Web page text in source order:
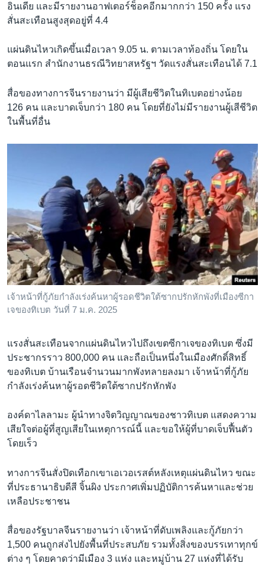
อินเดีย และมีรายงานอาฟเตอร์ช็อคอีกมากกว่า 150 ครั้ง แรง
สั่นสะเทือนสูงสุดอยู่ที่ 4.4
แผ่นดินไหวเกิดขึ้นเมื่อเวลา 9.05 น. ตามเวลาท้องถิ่น โดยใน
ตอนแรก สำนักงานธรณีวิทยาสหรัฐฯ วัดแรงสั่นสะเทือนได้ 7.1
สื่อของทางการจีนรายงานว่า มีผู้เสียชีวิตในทิเบตอย่างน้อย
126 คน และบาดเจ็บกว่า 180 คน โดยที่ยังไม่มีรายงานผู้เสีชีวิต
ในพื้นที่อื่น
เจ้าหน้าที่กู้ภัยกำลังเร่งค้นหาผู้รอดชีวิตใต้ซากปรักหักพังที่เมืองซีกา
เจของทิเบต วันที่ 7 ม.ค. 2025
แรงสั่นสะเทือนจากแผ่นดินไหวไปถึงเขตซีกาเจของทิเบต ซึ่งมี
ประชากรราว 800,000 คน และถือเป็นหนึ่งในเมืองศักดิ์สิทธิ์
ของทิเบต บ้านเรือนจำนวนมากพังทลายลงมา เจ้าหน้าที่กู้ภัย
กำลังเร่งค้นหาผู้รอดชีวิตใต้ซากปรักหักพัง
องค์ดาไลลามะ ผู้นำทางจิตวิญญาณของชาวทิเบต แสดงความ
เสียใจต่อผู้ที่สูญเสียในเหตุการณ์นี้ และขอให้ผู้ที่บาดเจ็บฟื้นตัว
โดยเร็ว
ทางการจีนสั่งปิดเทือกเขาเอเวอเรสต์หลังเหตุแผ่นดินไหว ขณะ
ที่ประธานาธิบดีสี จิ้นผิง ประกาศเพิ่มปฏิบัติการค้นหาและช่วย
เหลือประชาชน
สื่อของรัฐบาลจีนรายงานว่า เจ้าหน้าที่ดับเพลิงและกู้ภัยกว่า
1,500 คนถูกส่งไปยังพื้นที่ประสบภัย รวมทั้งสิ่งของบรรเทาทุกข์
ต่าง ๆ โดยคาดว่ามีเมือง 3 แห่ง และหมู่บ้าน 27 แห่งที่ได้รับ